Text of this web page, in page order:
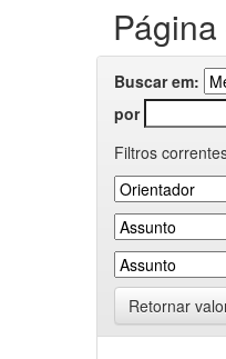
Buscar em:
por
Filtros
Retornar